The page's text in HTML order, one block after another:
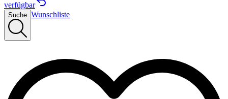
verfügbar
Suche Wunschliste